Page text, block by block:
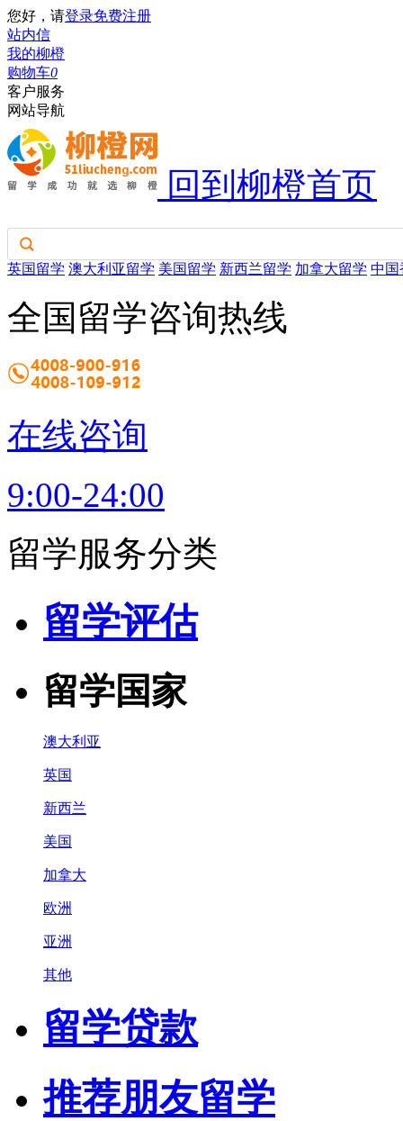
您好，请登录免费注册
站内信
我的柳橙
购物车0
客户服务
网站导航
回到柳橙首页
英国留学 澳大利亚留学 美国留学 新西兰留学 加拿大留学 中国
全国留学咨询热线
在线咨询
9:00-24:00
留学服务分类
留学评估
留学国家
澳大利亚
英国
新西兰
美国
加拿大
欧洲
亚洲
其他
留学贷款
推荐朋友留学